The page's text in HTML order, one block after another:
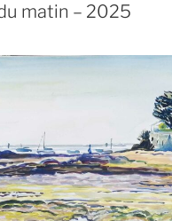
matin – 2025